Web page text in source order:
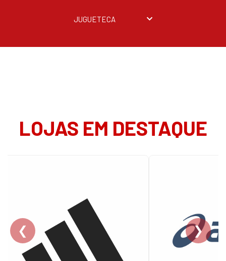
JUGUETECA
LOJAS EM DESTAQUE
❮ ❯